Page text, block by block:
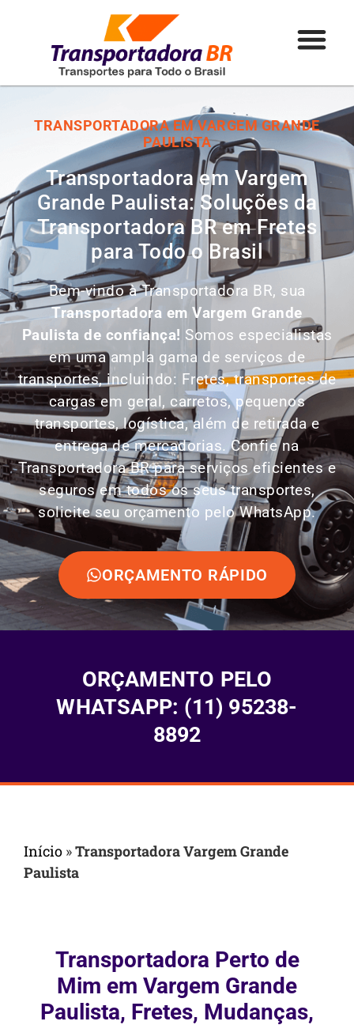
TRANSPORTADORA EM VARGEM GRANDE
PAULISTA
Transportadora em Vargem
Grande Paulista: Soluções da
Transportadora BR em Fretes
para Todo o Brasil
Bem-vindo à Transportadora BR, sua
Transportadora em Vargem Grande
Paulista de confiança! Somos especialistas
em uma ampla gama de serviços de
transportes, incluindo: Fretes, transportes de
cargas em geral, carretos, pequenos
transportes,logística, além de retirada e
entrega de mercadorias. Confie na
Transportadora BR para serviços eficientes e
seguros em todos os seus transportes,
solicite seu orçamento pelo WhatsApp.
ORÇAMENTO RÁPIDO
ORÇAMENTO PELO
WHATSAPP: (11) 95238-
8892
Início »Transportadora Vargem Grande
Paulista
Transportadora Perto de
Mim em Vargem Grande
Paulista, Fretes, Mudanças,